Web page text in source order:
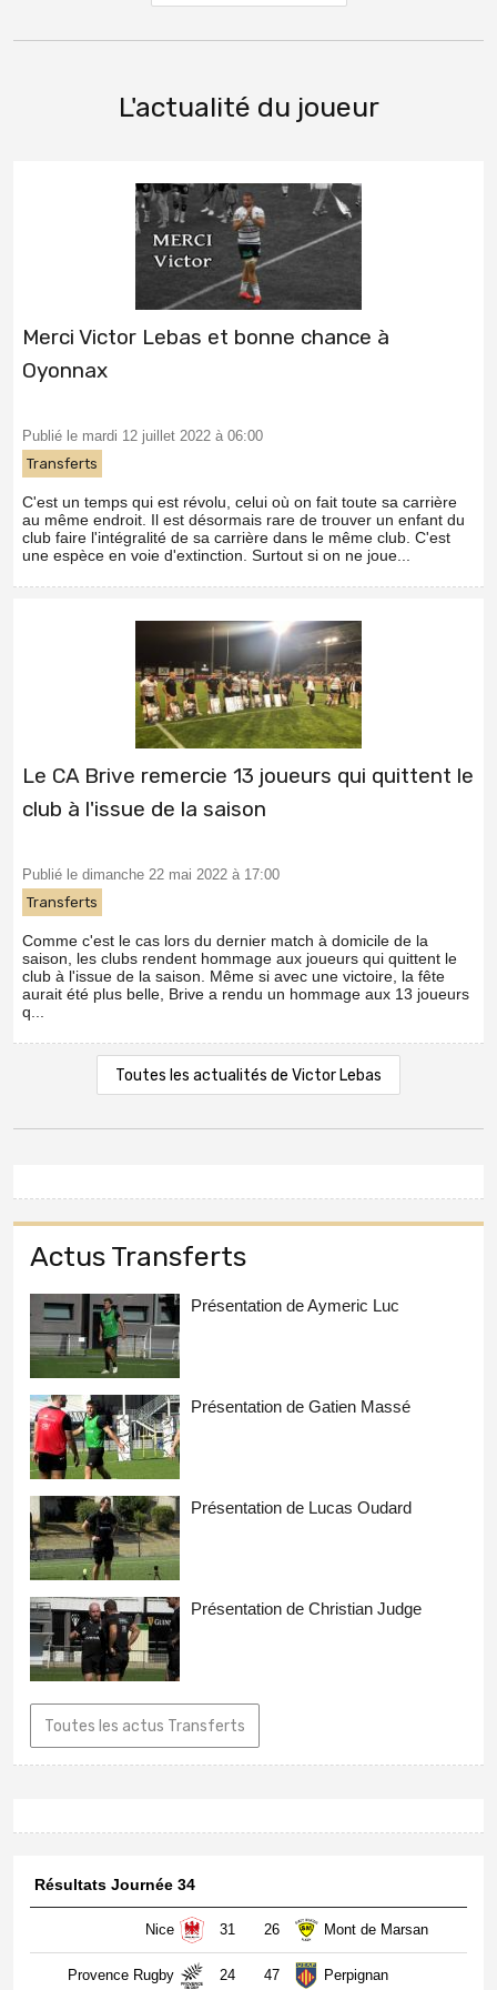
L'actualité du joueur
Merci Victor Lebas et bonne chance à
Oyonnax
Publié le mardi 12 juillet 2022 à 06:00
Transferts
C'est un temps qui est révolu, celui où on fait toute sa carrière
au même endroit. Il est désormais rare de trouver un enfant du
club faire l'intégralité de sa carrière dans le même club. C'est
une espèce en voie d'extinction. Surtout si on ne joue...
Le CA Brive remercie 13 joueurs qui quittent le
club à l'issue de la saison
Publié le dimanche 22 mai 2022 à 17:00
Transferts
Comme c'est le cas lors du dernier match à domicile de la
saison, les clubs rendent hommage aux joueurs qui quittent le
club à l'issue de la saison. Même si avec une victoire, la fête
aurait été plus belle, Brive a rendu un hommage aux 13 joueurs
q...
Toutes les actualités de Victor Lebas
Actus Transferts
Présentation de Aymeric Luc
Présentation de Gatien Massé
Présentation de Lucas Oudard
Présentation de Christian Judge
Toutes les actus Transferts
Résultats Journée 34
Nice 31 26 Mont de Marsan
Provence Rugby 24 47 Perpignan